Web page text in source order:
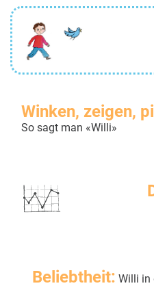
Winken, zeigen,
So sagt man «Willi»
Beliebtheit: Willi in